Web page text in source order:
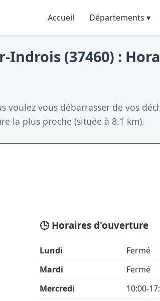
Accueil Départements ▾
Indrois (37460) :
voulez vous débarrasser de vos
la plus proche (située à 8.1 km).
🕒 Horaires d'ouverture
Lundi
Fermé
Mardi
Fermé
Mercredi
10:00-